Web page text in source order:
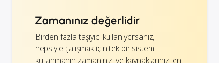
Zamanınız değerlidir
Birden fazla taşıyıcı kullanıyorsanız,
hepsiyle çalışmak için tek bir sistem
kullanmanın zamanınızı ve kaynaklarınızı en